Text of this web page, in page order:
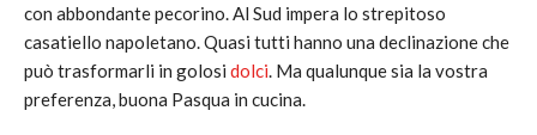
con abbondante pecorino. Al Sud impera lo strepitoso
casatiello napoletano. Quasi tutti hanno una declinazione che
può trasformarli in golosi dolci. Ma qualunque sia la vostra
preferenza, buona Pasqua in cucina.